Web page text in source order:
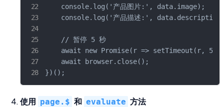
    console.log('产品图片:', data.image);
console.log('产品描述:',
    // 暂停 5 秒
await new Promise(r => setTimeout(r,
    await browser.close();
})();
使用 page.$ 和 evaluate 方法